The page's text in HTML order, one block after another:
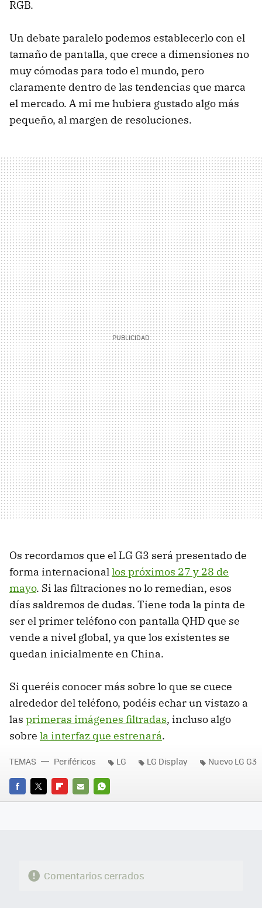
RGB.
Un debate paralelo podemos establecerlo con el
tamaño de pantalla, que crece a dimensiones no
muy cómodas para todo el mundo, pero
claramente dentro de las tendencias que marca
el mercado. A mi me hubiera gustado algo más
pequeño, al margen de resoluciones.
Os recordamos que el LG G3 será presentado de
forma internacionallos próximos 27 y 28 de
mayo. Si las filtraciones no lo remedian, esos
días saldremos de dudas. Tiene toda la pinta de
ser el primer teléfono con pantalla QHD que se
vende a nivel global, ya que los existentes se
quedan inicialmente en China.
Si queréis conocer más sobre lo que se cuece
alrededor del teléfono, podéis echar un vistazo a
las primeras imágenes filtradas, incluso algo
sobre la interfaz que estrenará.
FACEBOOK
TWITTERFLIPBOARD
E-
WHATSAPP
TEMAS Periféricos LG LG Display Nuevo LG G3
Comentarios cerrados